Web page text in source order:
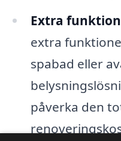
Extra
extra
spabad eller
påverka den